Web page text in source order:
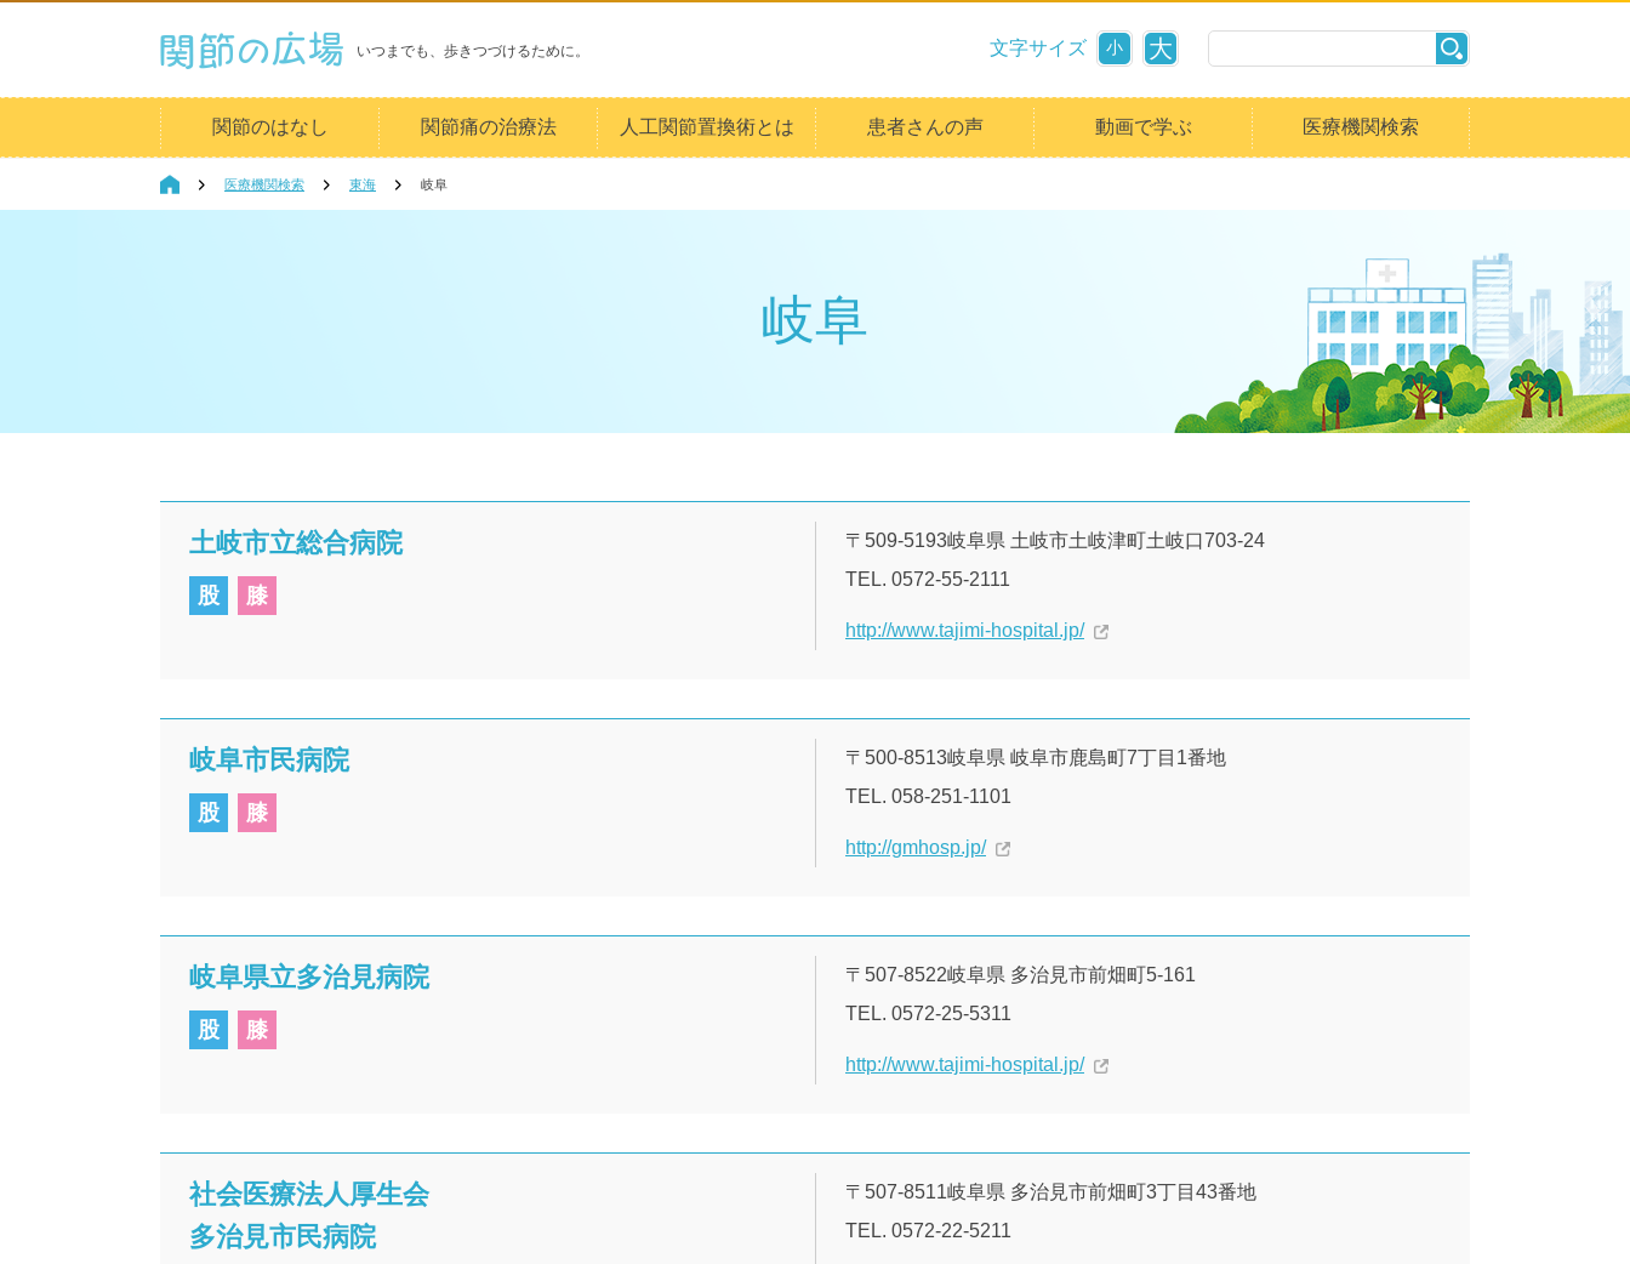
いつまでも、歩きつづけるために。 文字サイズ 小 大
関節のはなし 関節痛の治療法 人工関節置換術とは 患者さんの声 動画で学ぶ 医療機関検索
医療機関検索 東海 岐阜
岐阜
土岐市立総合病院
股 膝
〒509-5193岐阜県 土岐市土岐津町土岐口703-24
TEL. 0572-55-2111
http://www.tajimi-hospital.jp/
岐阜市民病院
股 膝
〒500-8513岐阜県 岐阜市鹿島町7丁目1番地
TEL. 058-251-1101
http://gmhosp.jp/
岐阜県立多治見病院
股 膝
〒507-8522岐阜県 多治見市前畑町5-161
TEL. 0572-25-5311
http://www.tajimi-hospital.jp/
社会医療法人厚生会
多治見市民病院
〒507-8511岐阜県 多治見市前畑町3丁目43番地
TEL. 0572-22-5211